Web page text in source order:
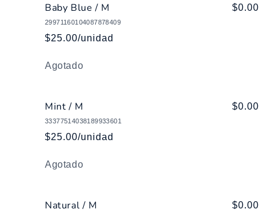
Baby Blue / M
29971160104087878409
$25.00/unidad
$0.00
Cantidad
Agotado
Mint / M
33377514038189933601
$25.00/unidad
$0.00
Cantidad
Agotado
Natural / M $0.00